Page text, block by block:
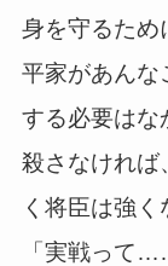
身を守るため
平家があんな
する必要はな
殺さなければ
く将臣は強く
「実戦って